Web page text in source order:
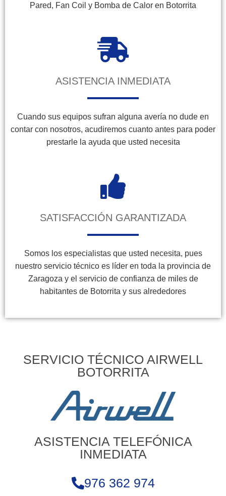
Pared, Fan Coil y Bomba de Calor en Botorrita
ASISTENCIA INMEDIATA
Cuando sus equipos sufran alguna avería no dude en
contar con nosotros, acudiremos cuanto antes para poder
prestarle la ayuda que usted necesita
SATISFACCIÓN GARANTIZADA
Somos los especialistas que usted necesita, pues
nuestro servicio técnico es líder en toda la provincia de
Zaragoza y el servicio de confianza de miles de
habitantes de Botorrita y sus alrededores
SERVICIO TÉCNICO AIRWELL
BOTORRITA
ASISTENCIA TELEFÓNICA
INMEDIATA
976 362 974